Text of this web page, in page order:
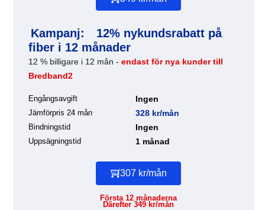
Kampanj:
12% nykundsrabatt på
fiber i 12 månader
12 % billigare i 12 mån - endast för nya kunder till
Bredband2
Engångsavgift Ingen
Jämförpris 24 mån 328 kr/mån
Bindningstid Ingen
Uppsägningstid 1 månad
307 kr/mån
Första 12 månaderna
Därefter 349 kr/mån